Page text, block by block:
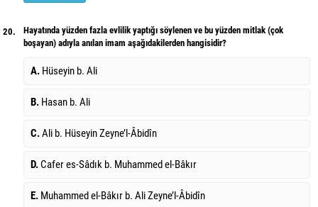
20.
Hayatında yüzden fazla evlilik yaptığı söylenen ve bu yüzden mitlak (çok
boşayan) adıyla anılan imam aşağıdakilerden hangisidir?
A. Hüseyin b. Ali
B. Hasan b. Ali
C.Ali b. Hüseyin Zeyne’l-Âbidîn
D.Cafer es-Sâdık b. Muhammed el-Bâkır
E. Muhammed el-Bâkır b. Ali Zeyne’l-Âbidîn